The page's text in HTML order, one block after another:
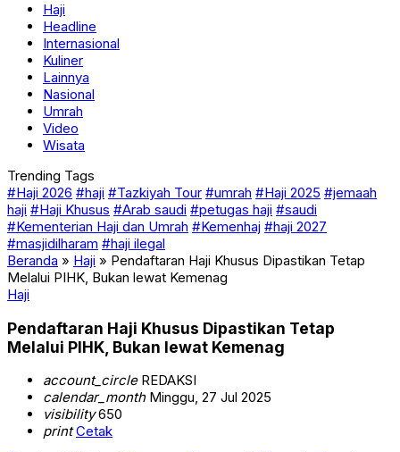
Haji
Headline
Internasional
Kuliner
Lainnya
Nasional
Umrah
Video
Wisata
Trending Tags
#Haji 2026 #haji #Tazkiyah Tour #umrah #Haji 2025 #jemaah
haji #Haji Khusus #Arab saudi #petugas haji #saudi
#Kementerian Haji dan Umrah #Kemenhaj #haji 2027
#masjidilharam #haji ilegal
Beranda » Haji » Pendaftaran Haji Khusus Dipastikan Tetap
Melalui PIHK, Bukan lewat Kemenag
Haji
Pendaftaran Haji Khusus Dipastikan Tetap
Melalui PIHK, Bukan lewat Kemenag
account_circleREDAKSI
calendar_monthMinggu, 27 Jul 2025
visibility650
print Cetak